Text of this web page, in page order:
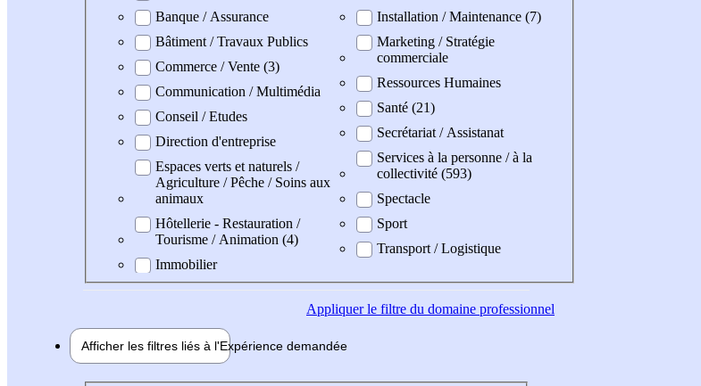
Banque / Assurance
Bâtiment / Travaux Publics
Commerce / Vente (3)
Communication / Multimédia
Conseil / Etudes
Direction d'entreprise
Espaces verts et naturels /
Agriculture / Pêche / Soins aux
animaux
Hôtellerie - Restauration /
Tourisme / Animation (4)
Immobilier
Installation / Maintenance (7)
Marketing / Stratégie
commerciale
Ressources Humaines
Santé (21)
Secrétariat / Assistanat
Services à la personne / à la
collectivité (593)
Spectacle
Sport
Transport / Logistique
Appliquerle filtre du domaine professionnel
Afficher les filtres liés à l'Expérience demandée